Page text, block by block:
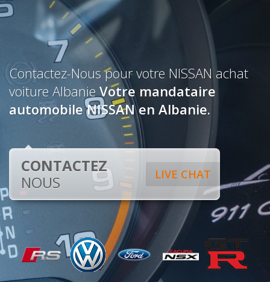
Contactez-Nous pour votre NISSAN achat
voiture AlbanieVotre mandataire
automobile NISSAN en Albanie.
LIVE CHAT
CONTACTEZ
NOUS